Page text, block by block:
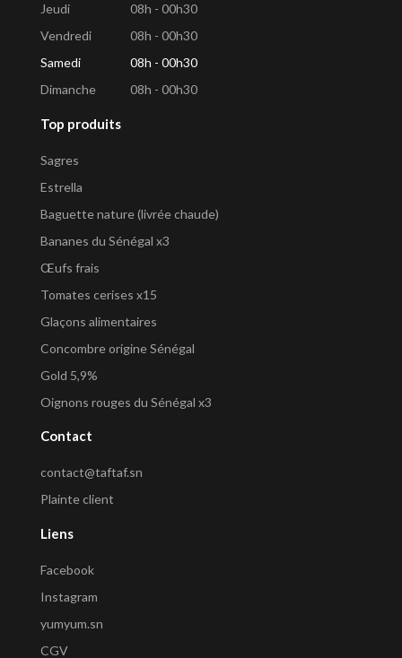
Jeudi
08h - 00h30
Vendredi
08h - 00h30
Samedi
08h - 00h30
Dimanche
08h - 00h30
Top produits
Sagres
Estrella
Baguette nature (livrée chaude)
Bananes du Sénégal x3
Œufs frais
Tomates cerises x15
Glaçons alimentaires
Concombre origine Sénégal
Gold 5,9%
Oignons rouges du Sénégal x3
Contact
contact@taftaf.sn
Plainte client
Liens
Facebook
Instagram
yumyum.sn
CGV